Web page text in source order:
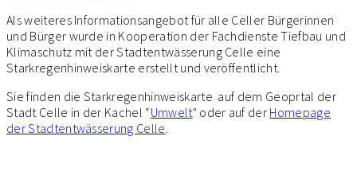
Als weiteres Informationsangebot für alle Celler Bürgerinnen
und Bürger wurde in Kooperation der Fachdienste Tiefbau und
Klimaschutz mit der Stadtentwässerung Celle eine
Starkregenhinweiskarte erstellt und veröffentlicht.
Sie finden die Starkregenhinweiskarte auf dem Geoprtal der
Stadt Celle in der Kachel “Umwelt" oder auf der Homepage
der Stadtentwässerung Celle